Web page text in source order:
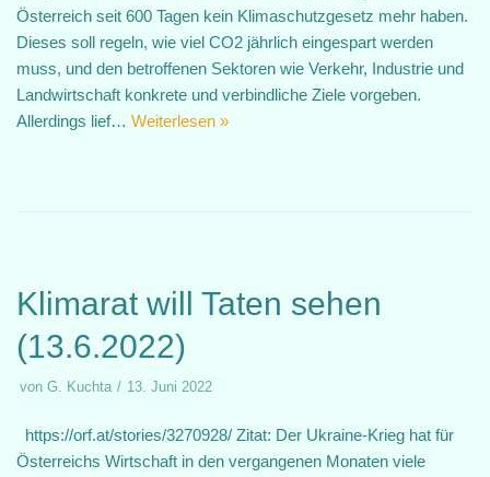
Österreich seit 600 Tagen kein Klimaschutzgesetz mehr haben.
Dieses soll regeln, wie viel CO2 jährlich eingespart werden
muss, und den betroffenen Sektoren wie Verkehr, Industrie und
Landwirtschaft konkrete und verbindliche Ziele vorgeben.
Allerdings lief… Weiterlesen »
Klimarat will Taten sehen
(13.6.2022)
von G. Kuchta 13. Juni 2022
https://orf.at/stories/3270928/ Zitat: Der Ukraine-Krieg hat für
Österreichs Wirtschaft in den vergangenen Monaten viele